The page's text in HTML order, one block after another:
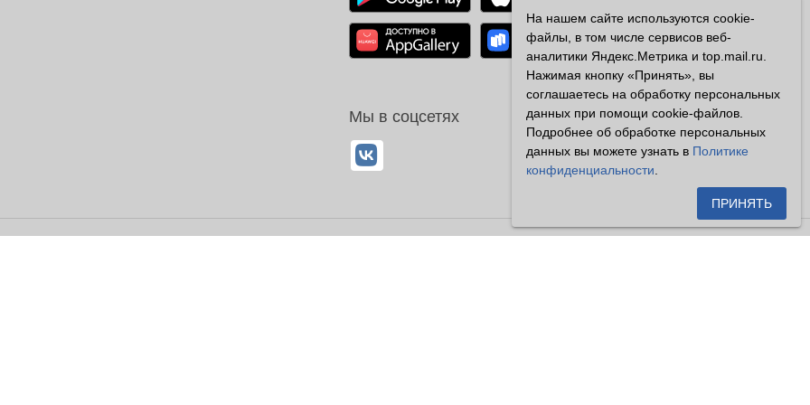
Мы в соцсетях
На нашем сайте используются cookie-
файлы, в том числе сервисов веб-
аналитики Яндекс.Метрика и top.mail.ru.
Нажимая кнопку «Принять», вы
соглашаетесь на обработку персональных
данных при помощи cookie-файлов.
Подробнее об обработке персональных
данных вы можете узнать в Политике
конфиденциальности
ПРИНЯТЬ